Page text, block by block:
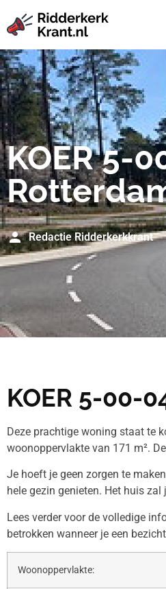
KOER 5-
Redactie Ridderkerkkrant
KOER 5-00-
Deze prachtige woning staat te
woonoppervlakte van 171 m².
Je hoeft je geen zorgen te
hele gezin genieten. Het huis
Lees verder voor de volledige
betrokken wanneer je een
Woonoppervlakte: